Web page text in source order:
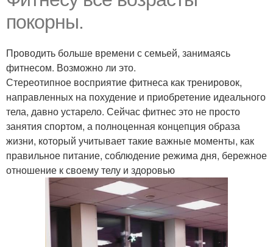
покорны.
Проводить больше времени с семьей, занимаясь
фитнесом. Возможно ли это.
Стереотипное восприятие фитнеса как тренировок,
направленных на похудение и приобретение идеального
тела, давно устарело. Сейчас фитнес это не просто
занятия спортом, а полноценная концепция образа
жизни, который учитывает такие важные моменты, как
правильное питание, соблюдение режима дня, бережное
отношение к своему телу и здоровью